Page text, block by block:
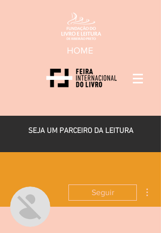
HOME
SEJA UM PARCEIRO DA LEITURA
Seguir